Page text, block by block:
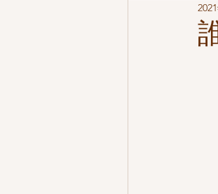
Full Moon